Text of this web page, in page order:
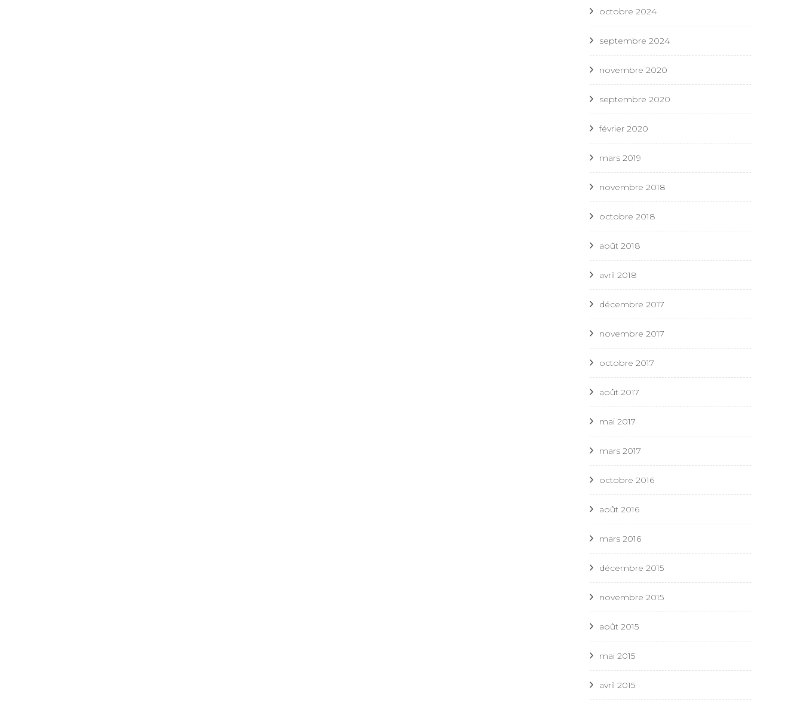
octobre 2024
septembre 2024
novembre 2020
septembre 2020
février 2020
mars 2019
novembre 2018
octobre 2018
août 2018
avril 2018
décembre 2017
novembre 2017
octobre 2017
août 2017
mai 2017
mars 2017
octobre 2016
août 2016
mars 2016
décembre 2015
novembre 2015
août 2015
mai 2015
avril 2015